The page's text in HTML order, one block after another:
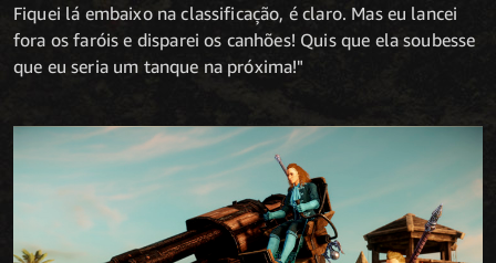
Fiquei lá embaixo na classificação, é claro. Mas eu lancei
fora os faróis e disparei os canhões! Quis que ela soubesse
que eu seria um tanque na próxima!"